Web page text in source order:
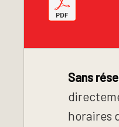
Sans
horaires